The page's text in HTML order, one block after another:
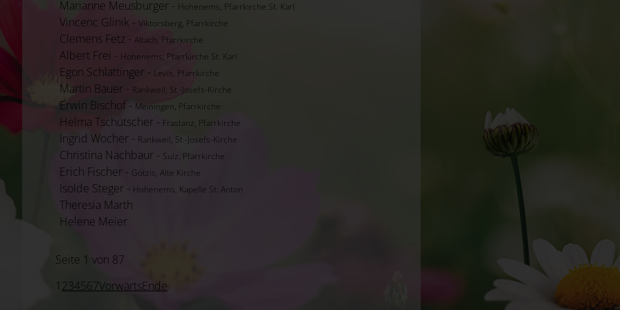
Marianne Meusburger - Hohenems, Pfarrkirche St. Karl
Vincenc Glinik - Viktorsberg, Pfarrkirche
Clemens Fetz - Altach, Pfarrkirche
Albert Frei - Hohenems, Pfarrkirche St. Karl
Egon Schlattinger - Levis, Pfarrkirche
Martin Bauer - Rankweil, St.-Josefs-Kirche
Erwin Bischof - Meiningen, Pfarrkirche
Helma Tschütscher - Frastanz, Pfarrkirche
Ingrid Wocher - Rankweil, St.-Josefs-Kirche
Christina Nachbaur - Sulz, Pfarrkirche
Erich Fischer - Götzis, Alte Kirche
Isolde Steger - Hohenems, Kapelle St. Anton
Theresia Marth
Helene Meier
Seite 1 von 87
1 234567VorwärtsEnde